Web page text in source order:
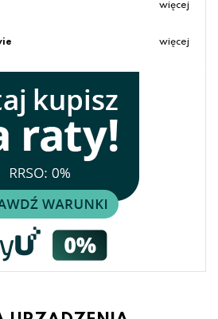
więcej
więcej